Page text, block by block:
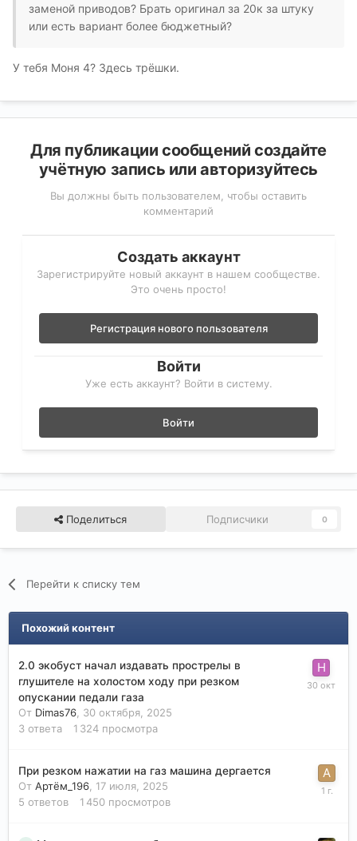
заменой приводов? Брать оригинал за 20к за штуку
или есть вариант более бюджетный?
У тебя Моня 4? Здесь трёшки.
Для публикации сообщений создайте
учётную запись или авторизуйтесь
Вы должны быть пользователем, чтобы оставить
комментарий
Создать аккаунт
Зарегистрируйте новый аккаунт в нашем сообществе.
Это очень просто!
Регистрация нового пользователя
Войти
Уже есть аккаунт? Войти в систему.
Войти
Поделиться Подписчики 0
Перейти к списку тем
Похожий контент
2.0 экобуст начал издавать прострелы в
глушителе на холостом ходу при резком
опускании педали газа
От Dimas76 30 октября, 2025
3 ответа 1 324 просмотра
При резком нажатии на газ машина дергается
От Артём_196 17 июля, 2025
5 ответов 1 450 просмотров